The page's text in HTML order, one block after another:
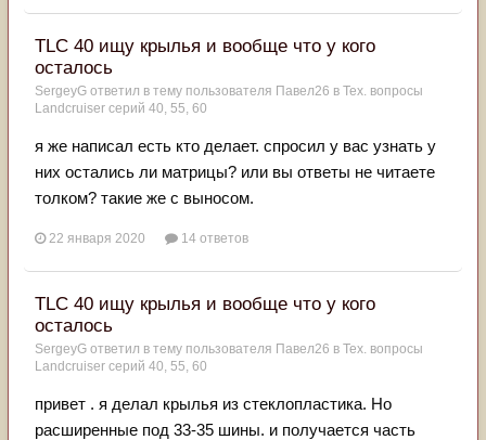
TLC 40 ищу крылья и вообще что у кого
осталось
SergeyG ответил в тему пользователя Павел26 в Тех. вопросы
Landcruiser серий 40, 55, 60
я же написал есть кто делает. спросил у вас узнать у
них остались ли матрицы? или вы ответы не читаете
толком? такие же с выносом.
22 января 2020 14 ответов
TLC 40 ищу крылья и вообще что у кого
осталось
SergeyG ответил в тему пользователя Павел26 в Тех. вопросы
Landcruiser серий 40, 55, 60
привет . я делал крылья из стеклопластика. Но
расширенные под 33-35 шины. и получается часть